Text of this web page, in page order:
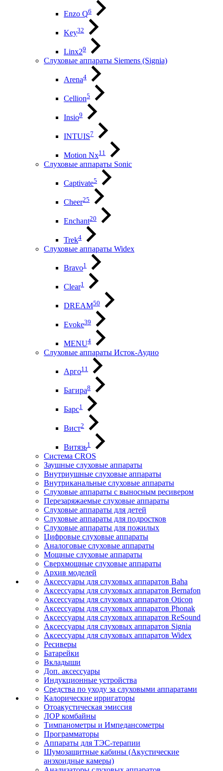
Enzo Q6
Key32
Linx29
Слуховые аппараты Siemens (Signia)
Arena4
Cellion5
Insio9
INTUIS7
Motion Nx11
Слуховые аппараты Sonic
Captivate5
Cheer25
Enchant20
Trek4
Слуховые аппараты Widex
Bravo1
Clear1
DREAM50
Evoke39
MENU4
Слуховые аппараты Исток-Аудио
Арго11
Багира8
Барс1
Вист2
Витязь1
Система CROS
Заушные слуховые аппараты
Внутриушные слуховые аппараты
Внутриканальные слуховые аппараты
Слуховые аппараты с выносным ресивером
Перезаряжаемые слуховые аппараты
Слуховые аппараты для детей
Слуховые аппараты для подростков
Слуховые аппараты для пожилых
Цифровые слуховые аппараты
Аналоговые слуховые аппараты
Мощные слуховые аппараты
Сверхмощные слуховые аппараты
Архив моделей
Аксессуары для слуховых аппаратов Baha
Аксессуары для слуховых аппаратов Bernafon
Аксессуары для слуховых аппаратов Oticon
Аксессуары для слуховых аппаратов Phonak
Аксессуары для слуховых аппаратов ReSound
Аксессуары для слуховых аппаратов Signia
Аксессуары для слуховых аппаратов Widex
Ресиверы
Батарейки
Вкладыши
Доп. аксессуары
Индукционные устройства
Средства по уходу за слуховыми аппаратами
Калорические ирригаторы
Отоакустическая эмиссия
ЛОР комбайны
Тимпанометры и Импедансометры
Программаторы
Аппараты для ТЭС-терапии
Шумозащитные кабины (Акустические
анэхоидные камеры)